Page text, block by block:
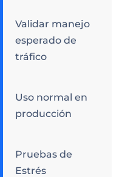
Validar manejo
esperado de
tráfico
Uso normal en
producción
Pruebas de
Estrés